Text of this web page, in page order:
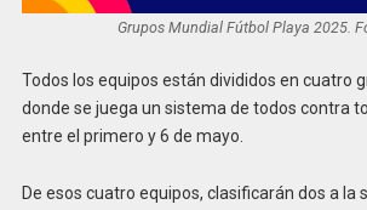
Grupos Mundial Fútbol Playa 2025.
Todos los equipos están divididos en cuatro
donde se juega un sistema de todos contra
entre el primero y 6 de mayo.
De esos cuatro equipos, clasificarán dos a la